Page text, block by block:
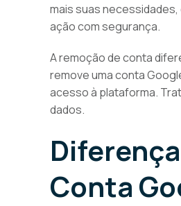
mais suas
ação com segurança.
A remoção de conta
remove uma conta
acesso à plataforma.
dados.
Conta